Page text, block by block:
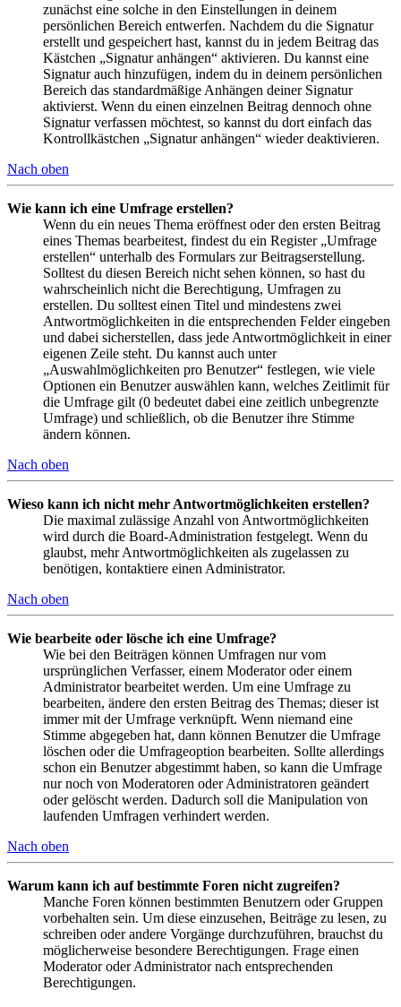
zunächst eine solche in den Einstellungen in deinem
persönlichen Bereich entwerfen. Nachdem du die Signatur
erstellt und gespeichert hast, kannst du in jedem Beitrag das
Kästchen „Signatur anhängen“ aktivieren. Du kannst eine
Signatur auch hinzufügen, indem du in deinem persönlichen
Bereich das standardmäßige Anhängen deiner Signatur
aktivierst. Wenn du einen einzelnen Beitrag dennoch ohne
Signatur verfassen möchtest, so kannst du dort einfach das
Kontrollkästchen „Signatur anhängen“ wieder deaktivieren.
Nach oben
Wie kann ich eine Umfrage erstellen?
Wenn du ein neues Thema eröffnest oder den ersten Beitrag
eines Themas bearbeitest, findest du ein Register „Umfrage
erstellen“ unterhalb des Formulars zur Beitragserstellung.
Solltest du diesen Bereich nicht sehen können, so hast du
wahrscheinlich nicht die Berechtigung, Umfragen zu
erstellen. Du solltest einen Titel und mindestens zwei
Antwortmöglichkeiten in die entsprechenden Felder eingeben
und dabei sicherstellen, dass jede Antwortmöglichkeit in einer
eigenen Zeile steht. Du kannst auch unter
„Auswahlmöglichkeiten pro Benutzer“ festlegen, wie viele
Optionen ein Benutzer auswählen kann, welches Zeitlimit für
die Umfrage gilt (0 bedeutet dabei eine zeitlich unbegrenzte
Umfrage) und schließlich, ob die Benutzer ihre Stimme
ändern können.
Nach oben
Wieso kann ich nicht mehr Antwortmöglichkeiten erstellen?
Die maximal zulässige Anzahl von Antwortmöglichkeiten
wird durch die Board-Administration festgelegt. Wenn du
glaubst, mehr Antwortmöglichkeiten als zugelassen zu
benötigen, kontaktiere einen Administrator.
Nach oben
Wie bearbeite oder lösche ich eine Umfrage?
Wie bei den Beiträgen können Umfragen nur vom
ursprünglichen Verfasser, einem Moderator oder einem
Administrator bearbeitet werden. Um eine Umfrage zu
bearbeiten, ändere den ersten Beitrag des Themas; dieser ist
immer mit der Umfrage verknüpft. Wenn niemand eine
Stimme abgegeben hat, dann können Benutzer die Umfrage
löschen oder die Umfrageoption bearbeiten. Sollte allerdings
schon ein Benutzer abgestimmt haben, so kann die Umfrage
nur noch von Moderatoren oder Administratoren geändert
oder gelöscht werden. Dadurch soll die Manipulation von
laufenden Umfragen verhindert werden.
Nach oben
Warum kann ich auf bestimmte Foren nicht zugreifen?
Manche Foren können bestimmten Benutzern oder Gruppen
vorbehalten sein. Um diese einzusehen, Beiträge zu lesen, zu
schreiben oder andere Vorgänge durchzuführen, brauchst du
möglicherweise besondere Berechtigungen. Frage einen
Moderator oder Administrator nach entsprechenden
Berechtigungen.